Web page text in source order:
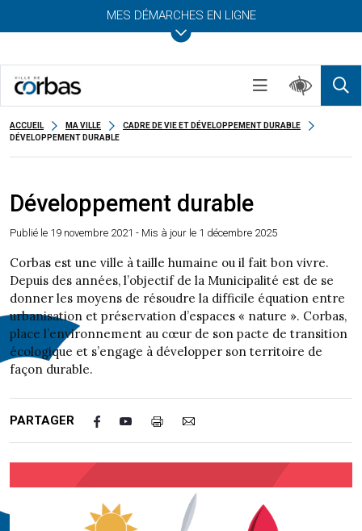
MES DÉMARCHES EN LIGNE
ACCUEIL MA VILLE
CADRE DE VIE ET DÉVELOPPEMENT DURABLE
DÉVELOPPEMENT DURABLE
Développement durable
Publié le 19 novembre 2021 - Mis à jour le 1 décembre 2025
Corbas est une ville à taille humaine ou il fait bon vivre.
Depuis des années, l’objectif de la Municipalité est de se
donner les moyens de résoudre la difficile équation entre
urbanisation et préservation d’espaces « nature ». Corbas,
place l’environnement au cœur de son pacte de transition
écologique et s’engage à développer son territoire de
façon durable.
PARTAGER